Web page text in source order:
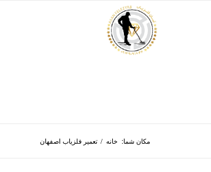
مکان شما: خانه / تعمیر فلزیاب اصفهان